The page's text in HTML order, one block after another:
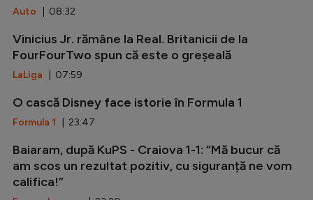
Auto | 08:32
Vinicius Jr. rămâne la Real. Britanicii de la
FourFourTwo spun că este o greșeală
LaLiga | 07:59
O cască Disney face istorie în Formula 1
Formula 1 | 23:47
Baiaram, după KuPS - Craiova 1-1: ”Mă bucur că
am scos un rezultat pozitiv, cu siguranță ne vom
califica!”